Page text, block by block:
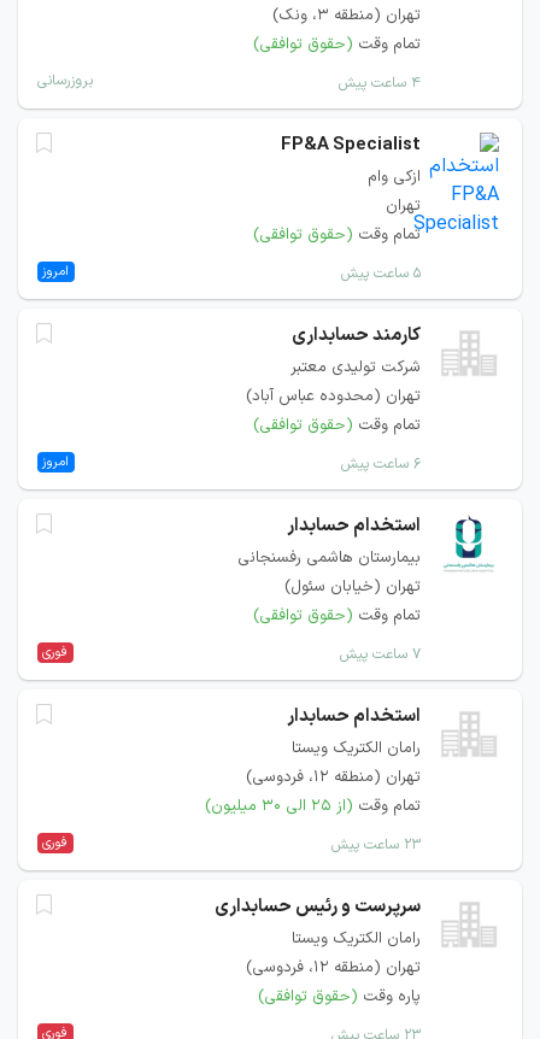
تهران (منطقه ۳، ونک)
تمام وقت (حقوق توافقی)
۴ ساعت پیش بروزرسانی
FP&A Specialist
ازکی وام
تهران
تمام وقت (حقوق توافقی)
۵ ساعت پیش امروز
کارمند حسابداری
شرکت تولیدی معتبر
تهران (محدوده عباس آباد)
تمام وقت (حقوق توافقی)
۶ ساعت پیش امروز
استخدام حسابدار
بیمارستان هاشمی رفسنجانی
تهران (خیابان سئول)
تمام وقت (حقوق توافقی)
۷ ساعت پیش فوری
استخدام حسابدار
رامان الکتریک ویستا
تهران (منطقه ۱۲، فردوسی)
تمام وقت (از ۲۵ الی ۳۰ میلیون)
۲۳ ساعت پیش فوری
سرپرست و رئیس حسابداری
رامان الکتریک ویستا
تهران (منطقه ۱۲، فردوسی)
پاره وقت (حقوق توافقی)
فوری